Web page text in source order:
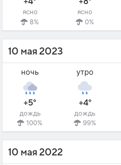
ясно
8%
ясно
0%
10 мая 2023
ночь
+5°
дождь
100%
утро
+4°
дождь
99%
10 мая 2022